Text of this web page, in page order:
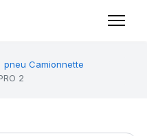
pneu Camionnette
2